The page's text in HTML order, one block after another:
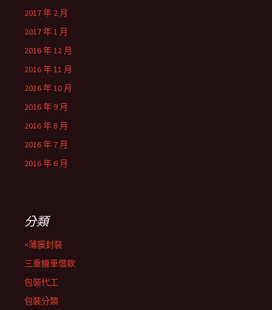
2017 年 2 月
2017 年 1 月
2016 年 12 月
2016 年 11 月
2016 年 10 月
2016 年 9 月
2016 年 8 月
2016 年 7 月
2016 年 6 月
分類
×薄膜封裝
三重機車借款
包裝代工
包裝分類